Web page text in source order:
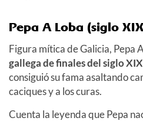
Pepa A Loba (siglo
Figura mítica de Galicia, Pepa
gallega de finales del siglo XIX
consiguió su fama asaltando
caciques y a los curas.
Cuenta la leyenda que Pepa